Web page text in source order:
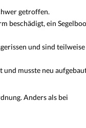
getroffen.
beschädigt, ein
und sind
und musste neu
Anders als bei